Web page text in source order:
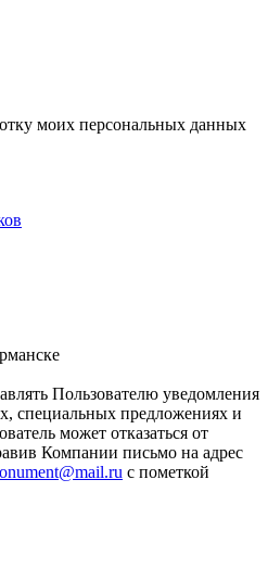
моих персональных данных
Пользователю уведомления
специальных предложениях и
может отказаться от
Компании письмо на адрес
с пометкой